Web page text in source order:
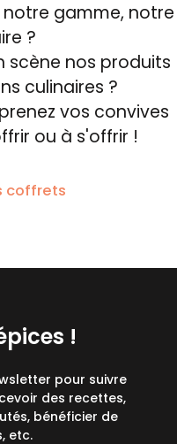
gamme, notre
?
scène nos produits
culinaires ?
vos convives
ou à s'offrir !
coffrets
!
pour suivre
des recettes,
bénéficier de
etc.